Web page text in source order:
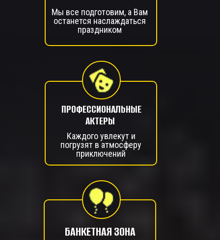
БАНКЕТНАЯ ЗОНА
Каждого увлекут и
погрузят в атмосферу
приключений
Мы все подготовим, а Вам
останется наслаждаться
праздником
ПРОФЕССИОНАЛЬНЫЕ
АКТЕРЫ